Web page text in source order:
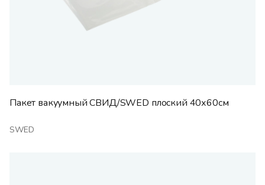
Пакет вакуумный СВИД/SWED плоский 40х60см
SWED